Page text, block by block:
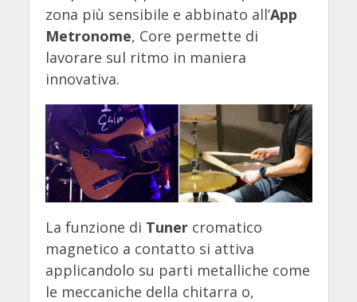
zona più sensibile e abbinato all’App
Metronome, Core permette di
lavorare sul ritmo in maniera
innovativa.
La funzione di Tunercromatico
magnetico a contatto si attiva
applicandolo su parti metalliche come
le meccaniche della chitarra o,